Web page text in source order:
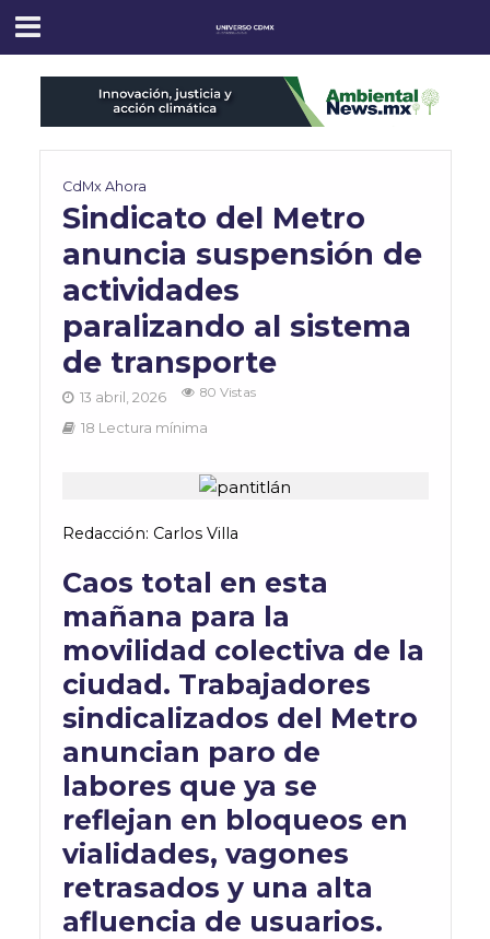
CdMx Ahora
Sindicato del Metro
anuncia suspensión de
actividades
paralizando al sistema
de transporte
13 abril, 2026 80 Vistas
18 Lectura mínima
Redacción: Carlos Villa
Caos total en esta
mañana para la
movilidad colectiva de la
ciudad. Trabajadores
sindicalizados del Metro
anuncian paro de
labores que ya se
reflejan en bloqueos en
vialidades, vagones
retrasados y una alta
afluencia de usuarios.